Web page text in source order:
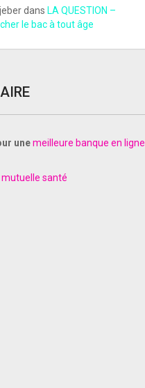
dans LA QUESTION –
le bac à tout âge
unemeilleure banque en ligne
santé